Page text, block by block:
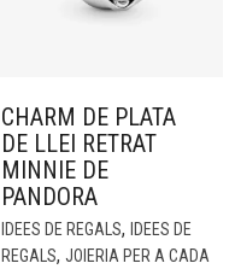
CHARM DE PLATA
DE LLEI RETRAT
MINNIE DE
PANDORA
IDEES DE REGALS,
IDEES DE
REGALS, JOIERIA PER A CADA